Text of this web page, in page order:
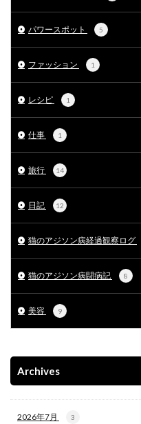
パワースポット 5
ファッション 1
レシピ 1
仕事 1
旅行 14
日記 12
猫のアジソン病経過観察ログ
猫のアジソン病闘病記 8
美容 9
Archives
2026年7月 3